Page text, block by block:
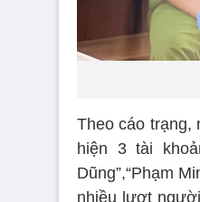
Theo cáo trạng,
hiện 3 tài
Dũng”,“Phạm
nhiều lượt